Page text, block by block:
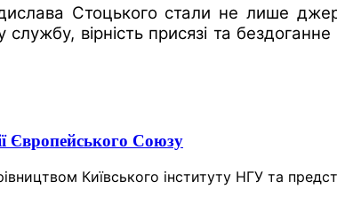
Стоцького стали не лише
вірність присязі та бездоганне
Європейського Союзу
Київського інституту НГУ та